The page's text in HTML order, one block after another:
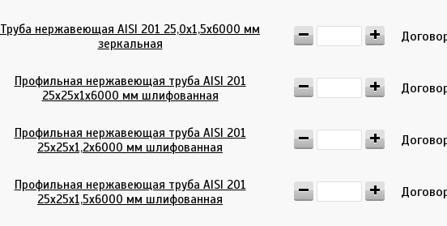
Труба нержавеющая AISI 201 25,0х1,5х6000 мм
зеркальная
Профильная нержавеющая труба AISI 201
25х25х1х6000 мм шлифованная
Профильная нержавеющая труба AISI 201
25х25х1,2х6000 мм шлифованная
Профильная нержавеющая труба AISI 201
25х25х1,5х6000 мм шлифованная